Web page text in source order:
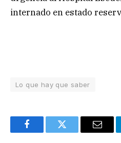
internado en estado
Lo que hay que saber
FacebookTwitter Email